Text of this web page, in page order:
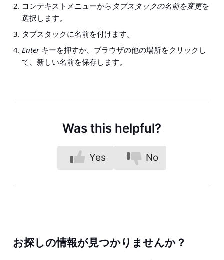
コンテキストメニューから タブスタックの名前を変更を
選択します。
タブスタックに名前を付けます。
Enterキーを押すか、ブラウザの他の場所をクリックし
て、新しい名前を保存します。
Was this helpful?
Yes No
お探しの情報が見つかりませんか？